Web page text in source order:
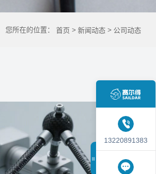
您所在的位置： 首页 > 新闻动态 > 公司动态
13220891383